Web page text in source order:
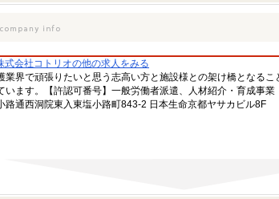
式会社コトリオの他の求人をみる
業界で頑張りたいと思う志高い方と施設様との架け橋となる
います。【許認可番号】一般労働者派遣、人材紹介・育成事
路通西洞院東入東塩小路町843-2 日本生命京都ヤサカビル8F